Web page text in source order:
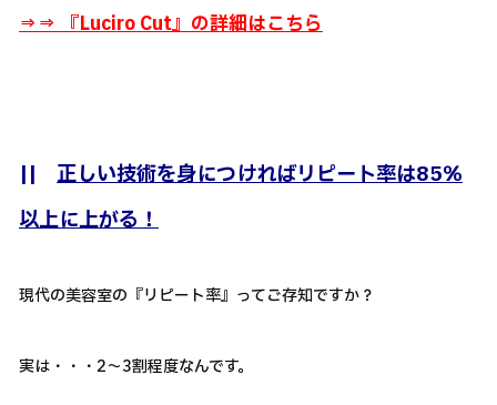
⇒⇒ 『Luciro Cut』の詳細はこちら
|| 正しい技術を身につければリピート率は85％
以上に上がる！
現代の美容室の『リピート率』ってご存知ですか？
実は・・・2～3割程度なんです。